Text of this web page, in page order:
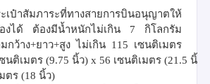
เป๋าสัมภาระที่ทางสายการบินอนุญาตให้
งได้ ต้องมีน้ำหนักไม่เกิน 7 กิโลกรัม
กว้าง+ยาว+สูง ไม่เกิน 115
เซนติเมตร
นติเมตร (9.75 นิ้ว) x 56 เซนติเมตร (21.5 นิ้ว
ตร (18 นิ้ว)